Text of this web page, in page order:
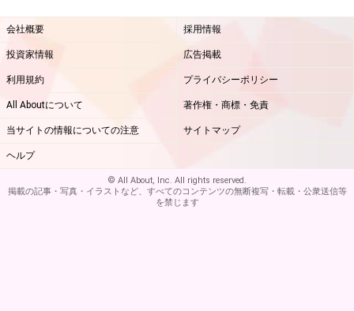
会社概要 採用情報
投資家情報 広告掲載
利用規約 プライバシーポリシー
All Aboutについて 著作権・商標・免責
当サイトの情報についての注意 サイトマップ
ヘルプ
© All About, Inc. All rights reserved.
掲載の記事・写真・イラストなど、すべてのコンテンツの無断複写・転載・公衆送信等
を禁じます